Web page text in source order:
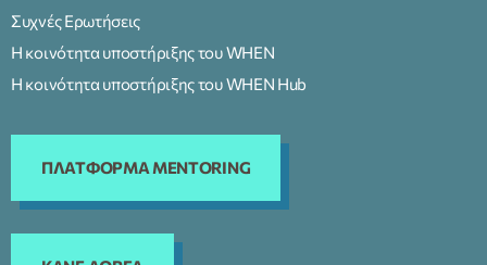
Συχνές Ερωτήσεις
Η κοινότητα υποστήριξης του WHEN
Η κοινότητα υποστήριξης του WHEN Hub
ΠΛΑΤΦΟΡΜΑ MENTORING